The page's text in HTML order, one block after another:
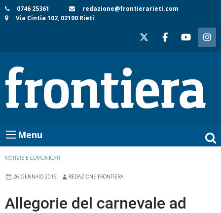
Skip
to
0746 25361
redazione@frontierarieti.com
Via Cintia 102, 02100 Rieti
Menu
NOTIZIE E COMUNICATI
26 GENNAIO 2016 REDAZIONE FRONTIERA
Allegorie del carnevale ad